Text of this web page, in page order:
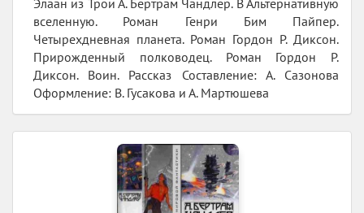
Элаан из Трои А. Бертрам Чандлер. В Альтернативную
вселенную. Роман Генри Бим Пайпер.
Четырехдневная планета. Роман Гордон Р. Диксон.
Прирожденный полководец. Роман Гордон Р.
Диксон. Воин. Рассказ Составление: А. Сазонова
Оформление: В. Гусакова и А. Мартюшева